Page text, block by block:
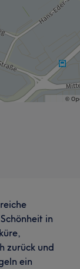
in
zurück und
ein